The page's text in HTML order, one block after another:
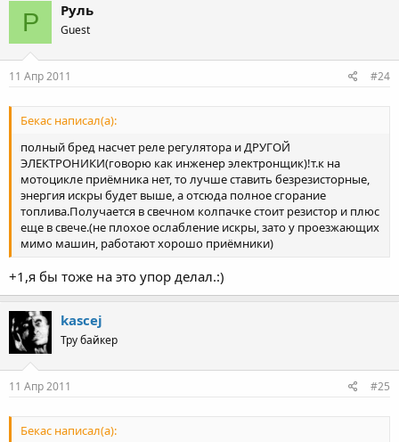
Р Руль
Guest
11 Апр 2011 #24
Бекас написал(а):
полный бред насчет реле регулятора и ДРУГОЙ
ЭЛЕКТРОНИКИ(говорю как инженер электронщик)!т.к на
мотоцикле приёмника нет, то лучше ставить безрезисторные,
энергия искры будет выше, а отсюда полное сгорание
топлива.Получается в свечном колпачке стоит резистор и плюс
еще в свече.(не плохое ослабление искры, зато у проезжающих
мимо машин, работают хорошо приёмники)
+1,я бы тоже на это упор делал.:)
kascej
Тру байкер
11 Апр 2011 #25
Бекас написал(а):